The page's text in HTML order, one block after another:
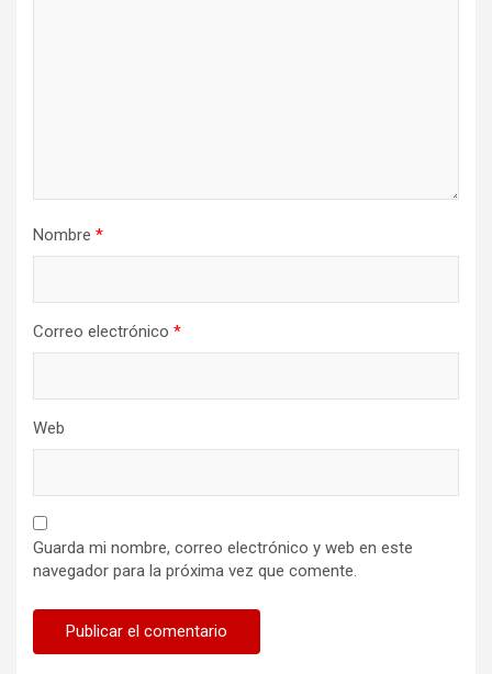
Nombre *
Correo electrónico *
Web
Guarda mi nombre, correo electrónico y web en este
navegador para la próxima vez que comente.